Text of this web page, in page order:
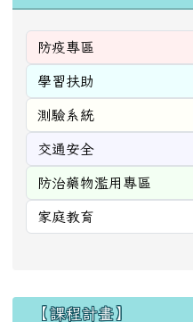
右邊區域內容
【課程計畫】